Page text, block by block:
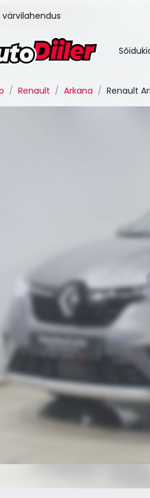
värvilahendus
/ Renault / Arkana / Renault